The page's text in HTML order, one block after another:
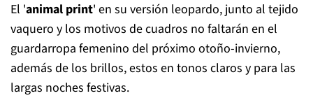
El 'animal print' en su versión leopardo, junto al tejido
vaquero y los motivos de cuadros no faltarán en el
guardarropa femenino del próximo otoño-invierno,
además de los brillos, estos en tonos claros y para las
largas noches festivas.